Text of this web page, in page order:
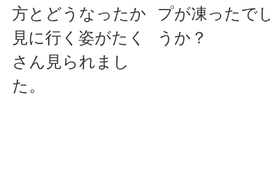
方とどうなったか
見に行く姿がたく
さん見られまし
た。
プが凍ったで
うか？